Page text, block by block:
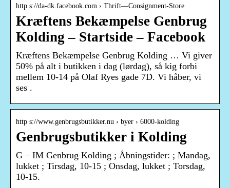
http s://da-dk.facebook.com › Thrift—Consignment-Store
Kræftens Bekæmpelse Genbrug
Kolding – Startside – Facebook
Kræftens Bekæmpelse Genbrug Kolding … Vi giver
50% på alt i butikken i dag (lørdag), så kig forbi
mellem 10-14 på Olaf Ryes gade 7D. Vi håber, vi
ses .
http s://www.genbrugsbutikker.nu › byer › 6000-kolding
Genbrugsbutikker i Kolding
G – IM Genbrug Kolding ; Åbningstider: ; Mandag,
lukket ; Tirsdag, 10-15 ; Onsdag, lukket ; Torsdag,
10-15.